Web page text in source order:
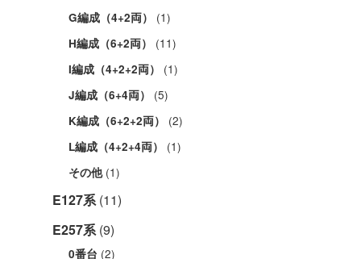
G編成（4+2両） (1)
H編成（6+2両） (11)
I編成（4+2+2両） (1)
J編成（6+4両） (5)
K編成（6+2+2両） (2)
L編成（4+2+4両） (1)
その他(1)
E127系(11)
E257系(9)
0番台 (2)